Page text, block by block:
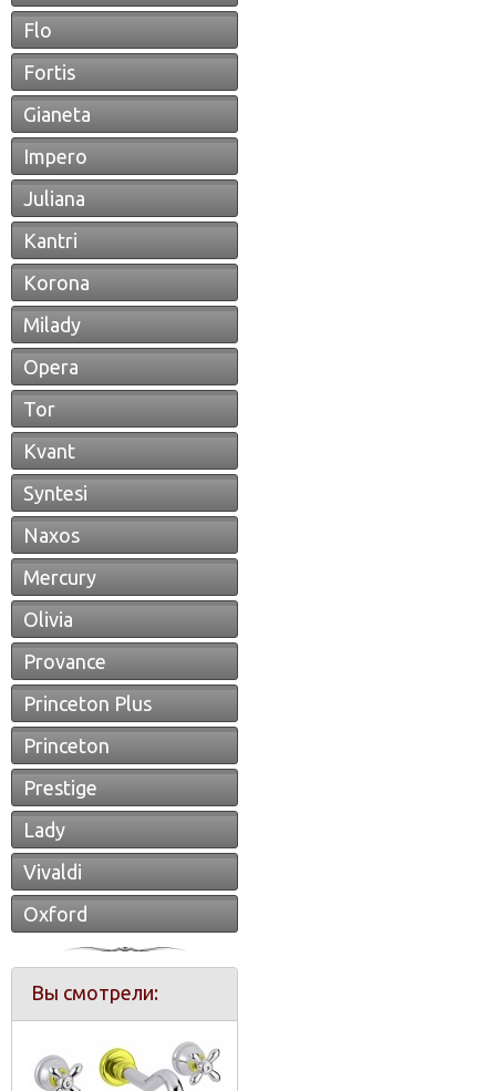
Flo
Fortis
Gianeta
Impero
Juliana
Kantri
Korona
Milady
Opera
Tor
Kvant
Syntesi
Naxos
Mercury
Olivia
Provance
Princeton Plus
Princeton
Prestige
Lady
Vivaldi
Oxford
Вы смотрели: